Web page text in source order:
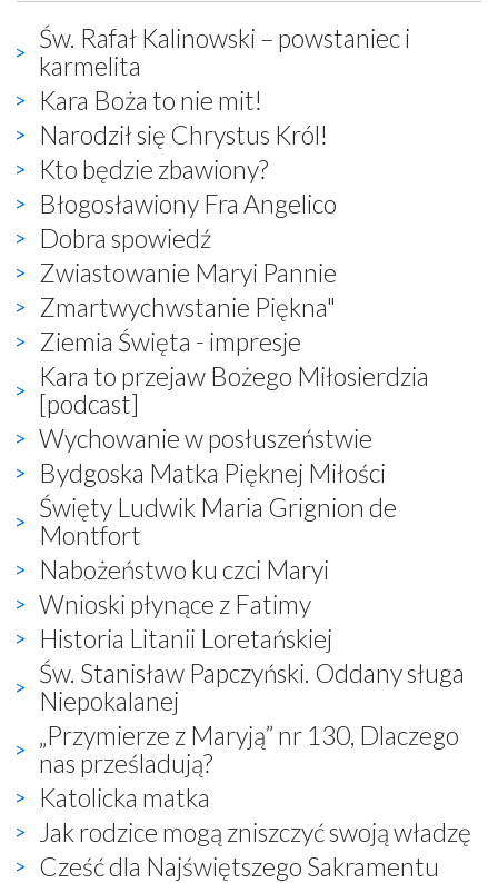
Św. Rafał Kalinowski – powstaniec i
karmelita
Kara Boża to nie mit!
Narodził się Chrystus Król!
Kto będzie zbawiony?
Błogosławiony Fra Angelico
Dobra spowiedź
Zwiastowanie Maryi Pannie
Zmartwychwstanie Piękna"
Ziemia Święta - impresje
Kara to przejaw Bożego Miłosierdzia
[podcast]
Wychowanie w posłuszeństwie
Bydgoska Matka Pięknej Miłości
Święty Ludwik Maria Grignion de
Montfort
Nabożeństwo ku czci Maryi
Wnioski płynące z Fatimy
Historia Litanii Loretańskiej
Św. Stanisław Papczyński. Oddany sługa
Niepokalanej
„Przymierze z Maryją” nr 130, Dlaczego
nas prześladują?
Katolicka matka
Jak rodzice mogą zniszczyć swoją władzę
Cześć dla Najświętszego Sakramentu